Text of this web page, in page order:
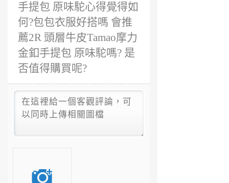
手提包 原味駝心得覺得如
何?包包衣服好搭嗎 會推
薦2R 頭層牛皮Tamao摩力
金釦手提包 原味駝嗎? 是
否值得購買呢?